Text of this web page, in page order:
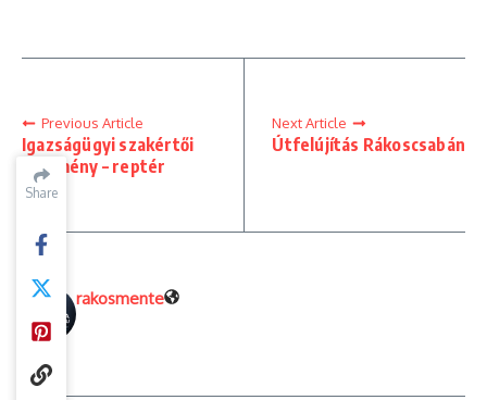
Share
Previous Article
Igazságügyi szakértői
vélemény – reptér
Next Article
Útfelújítás Rákoscsabán
rakosmente
Share